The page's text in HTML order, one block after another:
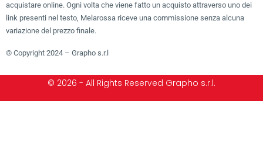
acquistare online. Ogni volta che viene fatto un acquisto attraverso uno dei
link presenti nel testo, Melarossa riceve una commissione senza alcuna
variazione del prezzo finale.
© Copyright 2024 – Grapho s.r.l
© 2026 - All Rights Reserved Grapho s.r.l.